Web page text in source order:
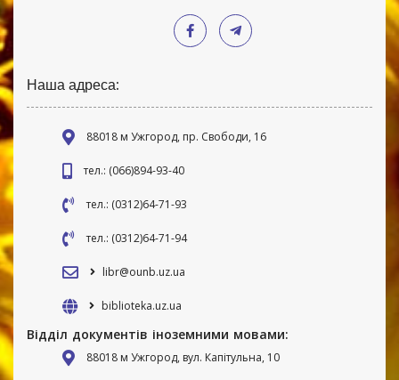
Наша адреса:
88018 м Ужгород, пр. Свободи, 16
тел.: (066)894-93-40
тел.: (0312)64-71-93
тел.: (0312)64-71-94
libr@ounb.uz.ua
biblioteka.uz.ua
Відділ документів іноземними мовами:
88018 м Ужгород, вул. Капітульна, 10